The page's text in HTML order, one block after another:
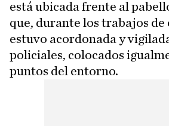
está ubicada frente al
que, durante los trabajos
estuvo acordonada y
policiales, colocados
puntos del entorno.